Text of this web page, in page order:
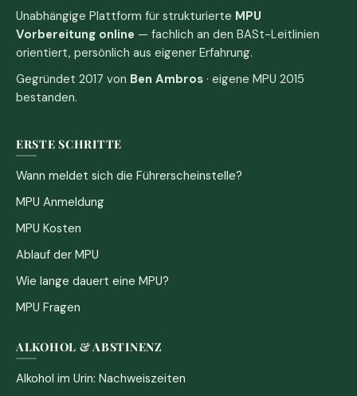
Unabhängige Plattform für strukturierte MPU
Vorbereitung online — fachlich an den BASt-Leitlinien
orientiert, persönlich aus eigener Erfahrung.
Gegründet 2017 von Ben Ambros · eigene MPU 2015
bestanden.
ERSTE SCHRITTE
Wann meldet sich die Führerscheinstelle?
MPU Anmeldung
MPU Kosten
Ablauf der MPU
Wie lange dauert eine MPU?
MPU Fragen
ALKOHOL & ABSTINENZ
Alkohol im Urin: Nachweiszeiten